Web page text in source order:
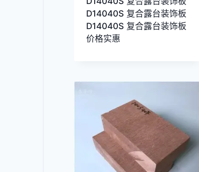
D14040S 复合露台装饰板
D14040S 复合露台装饰板
价格实惠